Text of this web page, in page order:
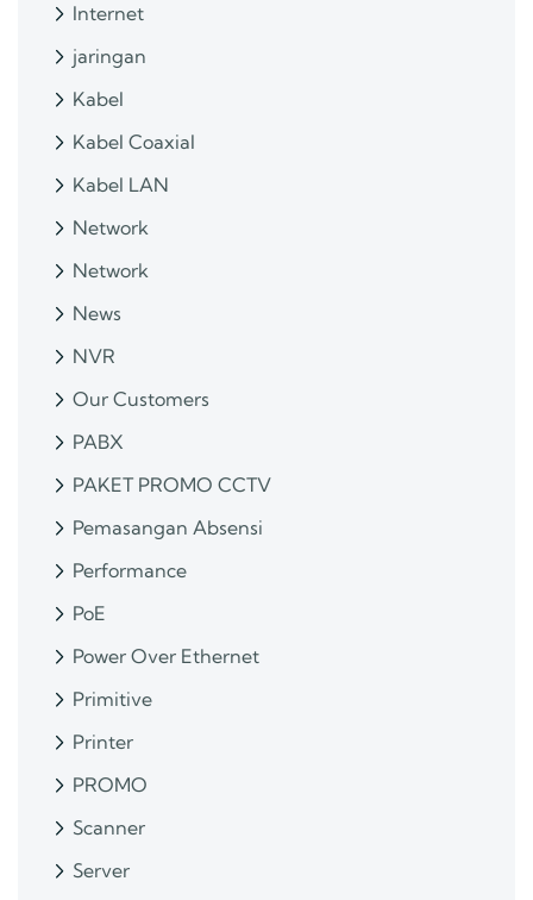
Internet
jaringan
Kabel
Kabel Coaxial
Kabel LAN
Network
Network
News
NVR
Our Customers
PABX
PAKET PROMO CCTV
Pemasangan Absensi
Performance
PoE
Power Over Ethernet
Primitive
Printer
PROMO
Scanner
Server